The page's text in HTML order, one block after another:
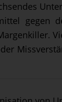
gegen